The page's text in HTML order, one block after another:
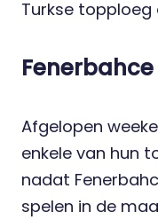
Turkse topploeg
Fenerbahce
Afgelopen
enkele van hun
nadat
spelen in de